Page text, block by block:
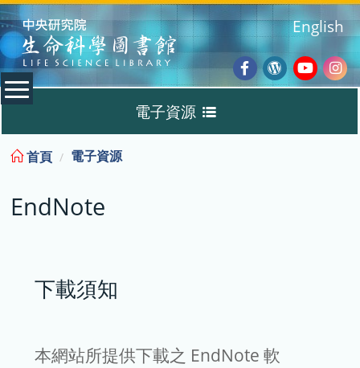
:::
Facebook
Wordpress
English
電子資源
首頁 電子資源
EndNote
下載須知
本網站所提供下載之 EndNote 軟